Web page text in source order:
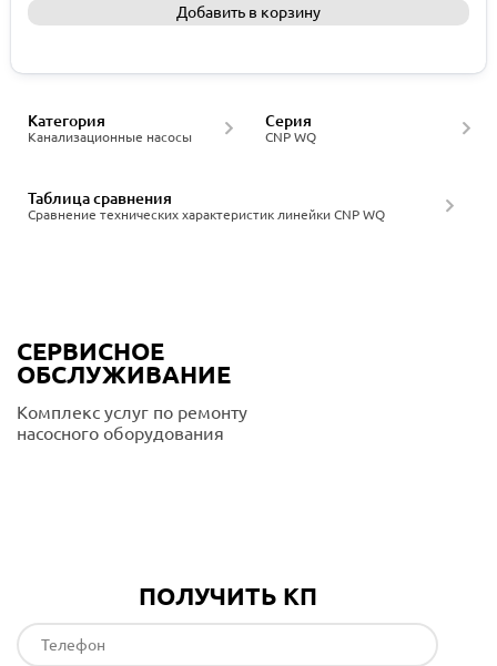
Добавить в корзину
Канализационные насосы
Категория
CNP WQ
Серия
Сравнение технических характеристик линейки CNP WQ
Таблица сравнения
СЕРВИСНОЕ
ОБСЛУЖИВАНИЕ
Комплекс услуг по ремонту
насосного оборудования
ПОЛУЧИТЬ КП